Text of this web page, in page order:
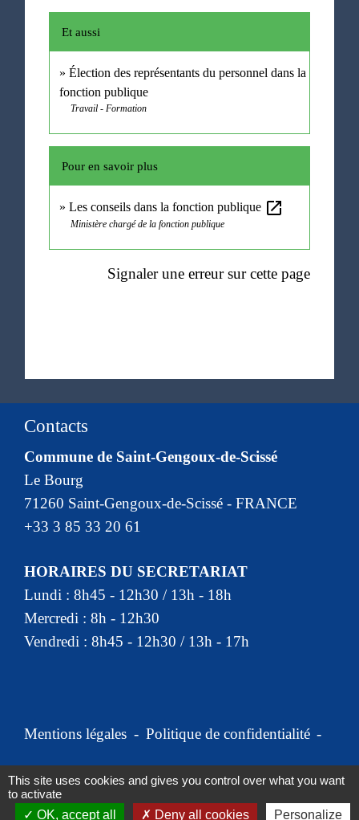
Et aussi
Élection des représentants du personnel dans la
fonction publique
Travail - Formation
Pour en savoir plus
Les conseils dans la fonction publique open_in_new
Ministère chargé de la fonction publique
Signaler une erreur sur cette page
Contacts
Commune de Saint-Gengoux-de-Scissé
Le Bourg
71260 Saint-Gengoux-de-Scissé - FRANCE
+33 3 85 33 20 61
HORAIRES DU SECRETARIAT
Lundi : 8h45 - 12h30 / 13h - 18h
Mercredi : 8h - 12h30
Vendredi : 8h45 - 12h30 / 13h - 17h
Mentions légales - Politique de confidentialité -
Accessibilité - Plan du site -
Gestion des cookies
This site uses cookies and gives you control over what you want
to activate
OK, accept all
Deny all cookies Personalize